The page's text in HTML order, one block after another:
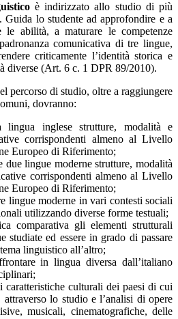
è indirizzato allo studio di più
lo studente ad approfondire e a
le abilità, a maturare le competenze
comunicativa di tre lingue,
criticamente l’identità storica e
diverse (Art. 6 c. 1 DPR 89/2010).
percorso di studio, oltre a raggiungere
dovranno:
lingua inglese strutture, modalità e
corrispondenti almeno al Livello
Europeo di Riferimento;
due lingue moderne strutture, modalità
corrispondenti almeno al Livello
Europeo di Riferimento;
lingue moderne in vari contesti sociali
utilizzando diverse forme testuali;
comparativa gli elementi strutturali
studiate ed essere in grado di passare
linguistico all’altro;
in lingua diversa dall’italiano
caratteristiche culturali dei paesi di cui
lo studio e l’analisi di opere
musicali, cinematografiche, delle